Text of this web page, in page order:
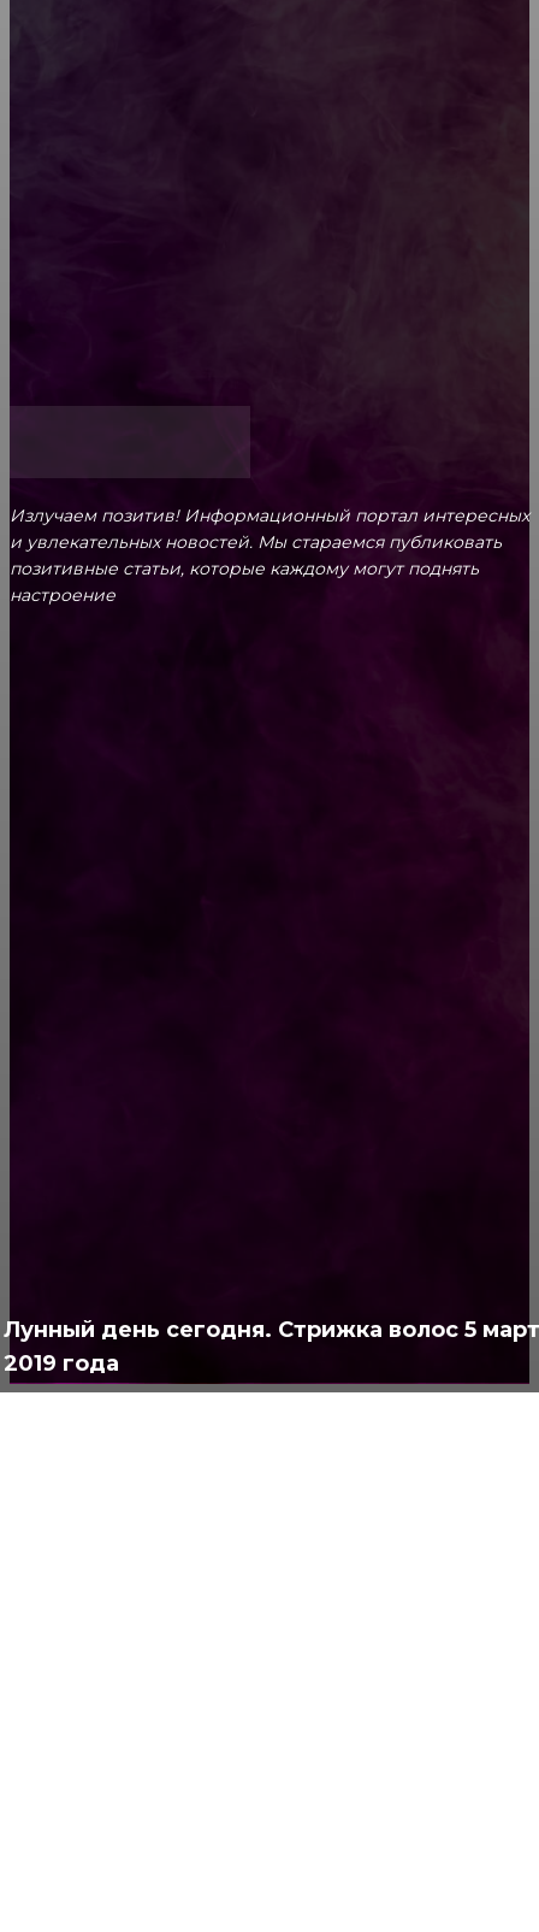
Лунный день сегодня. Стрижка волос 5
2019 года
Излучаем позитив! Информационный портал интересных
и увлекательных новоcтей. Мы стараемся публиковать
позитивные статьи, которые каждому могут поднять
настроение